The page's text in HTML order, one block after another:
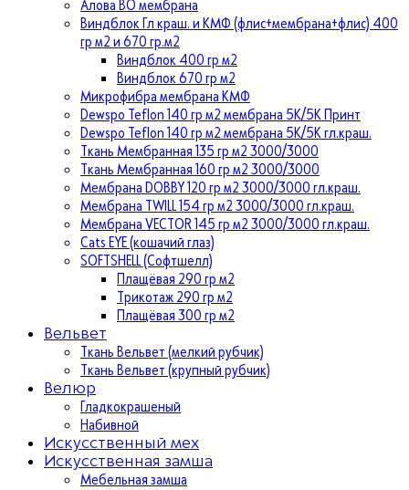
Алова ВО мембрана
Виндблок Гл краш. и КМФ (флис+мембрана+флис) 400
гр м2 и 670 гр.м2
Виндблок 400 гр м2
Виндблок 670 гр м2
Микрофибра мембрана КМФ
Dewspo Teflon 140 гр м2 мембрана 5К/5К Принт
Dewspo Teflon 140 гр м2 мембрана 5К/5К гл.краш.
Ткань Мембранная 135 гр м2 3000/3000
Ткань Мембранная 160 гр м2 3000/3000
Мембрана DOBBY 120 гр м2 3000/3000 гл.краш.
Мембрана TWILL 154 гр м2 3000/3000 гл.краш.
Мембрана VECTOR 145 гр м2 3000/3000 гл.краш.
Cats EYE (кошачий глаз)
SOFTSHELL (Софтшелл)
Плащёвая 290 гр м2
Трикотаж 290 гр м2
Плащёвая 300 гр м2
Вельвет
Ткань Вельвет (мелкий рубчик)
Ткань Вельвет (крупный рубчик)
Велюр
Гладкокрашеный
Набивной
Искусственный мех
Искусственная замша
Мебельная замша